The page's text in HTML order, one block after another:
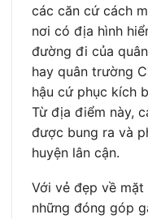
các căn cứ cách
nơi có địa hình
đường đi của
hay quân trường
hậu cứ phục kích
Từ địa điểm này,
được bung ra và
huyện lân cận.
Với vẻ đẹp về
những đóng góp